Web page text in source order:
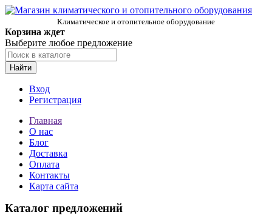
Климатическое и отопительное оборудование
Корзина ждет
Выберите любое предложение
Найти
Вход
Регистрация
Главная
О нас
Блог
Доставка
Оплата
Контакты
Карта сайта
Каталог предложений